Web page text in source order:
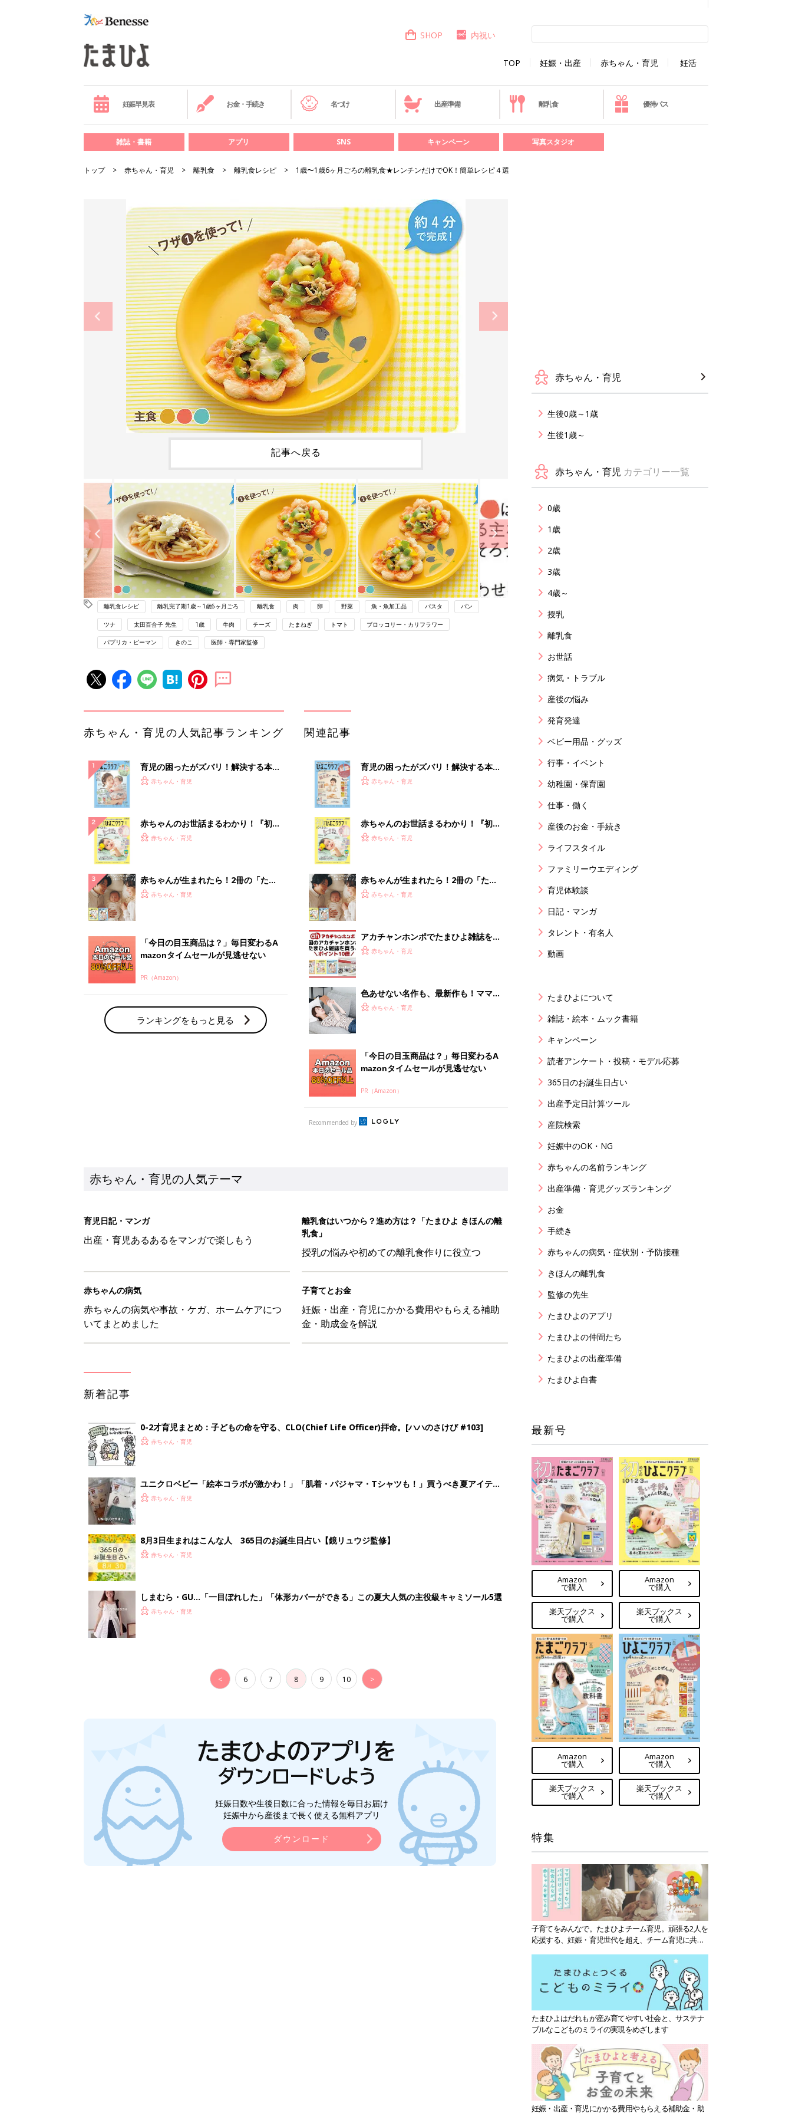
TOP 妊娠・出産 赤ちゃん・育児 妊活
SHOP 内祝い
妊娠早見表 お金・手続き 名づけ 出産準備 離乳食 優待パス
雑誌・書籍 アプリ SNS キャンペーン 写真スタジオ
トップ 赤ちゃん・育児 離乳食 離乳食レシピ 1歳〜1歳6ヶ月ごろの離乳食★レンチンだけでOK！簡単レシピ４選
記事へ戻る
離乳食レシピ 離乳完了期1歳～1歳6ヶ月ごろ 離乳食 肉 卵 野菜 魚・魚加工品 パスタ パン
ツナ 太田百合子 先生 1歳 牛肉 チーズ たまねぎ トマト ブロッコリー・カリフラワー
パプリカ・ピーマン きのこ 医師・専門家監修
赤ちゃん・育児の人気記事ランキング
育児の困ったがズバリ！解決する本
『ひよこクラブ 夏号』 4カ月～2才
赤ちゃん・育児
赤ちゃんのお世話まるわかり！『初め
てのひよこクラブ 夏号』〈巻頭大特
赤ちゃん・育児
赤ちゃんが生まれたら！2冊の「たま
ひよ」
赤ちゃん・育児
「今日の目玉商品は？」毎日変わるA
mazonタイムセールが見逃せない
PR（Amazon）
ランキングをもっと見る
関連記事
育児の困ったがズバリ！解決する本
『ひよこクラブ 秋号』 4カ月～2才
赤ちゃん・育児
赤ちゃんのお世話まるわかり！『初め
てのひよこクラブ 夏号』〈巻頭大特
赤ちゃん・育児
赤ちゃんが生まれたら！2冊の「たま
ひよ」
赤ちゃん・育児
アカチャンホンポでたまひよ雑誌を買
うとポイント10倍【期間限定】
赤ちゃん・育児
色あせない名作も、最新作も！ママと
漫画のつきあい方
赤ちゃん・育児
「今日の目玉商品は？」毎日変わるA
mazonタイムセールが見逃せない
PR（Amazon）
Recommended by
赤ちゃん・育児の人気テーマ
育児日記・マンガ
出産・育児あるあるをマンガで楽しもう
離乳食はいつから？進め方は？「たまひよ きほんの離
乳食」
授乳の悩みや初めての離乳食作りに役立つ
赤ちゃんの病気
赤ちゃんの病気や事故・ケガ、ホームケアにつ
いてまとめました
子育てとお金
妊娠・出産・育児にかかる費用やもらえる補助
金・助成金を解説
新着記事
0-2才育児まとめ：子どもの命を守る、CLO(Chief Life Officer)拝命。[ハハのさけび #103]
赤ちゃん・育児
ユニクロベビー「絵本コラボが激かわ！」「肌着・パジャマ・Tシャツも！」買うべき夏アイテム
5選赤ちゃん・育児
8月3日生まれはこんな人 365日のお誕生日占い【鏡リュウジ監修】
赤ちゃん・育児
しまむら・GU…「一目ぼれした」「体形カバーができる」この夏大人気の主役級キャミソール5選
赤ちゃん・育児
< 6 7 8 9 10 >
妊娠日数や生後日数に合った情報を毎日お届け
妊娠中から産後まで長く使える無料アプリ
ダウンロード
赤ちゃん・育児
生後0歳～1歳
生後1歳～
赤ちゃん・育児 カテゴリー一覧
0歳
1歳
2歳
3歳
4歳～
授乳
離乳食
お世話
病気・トラブル
産後の悩み
発育発達
ベビー用品・グッズ
行事・イベント
幼稚園・保育園
仕事・働く
産後のお金・手続き
ライフスタイル
ファミリーウエディング
育児体験談
日記・マンガ
タレント・有名人
動画
たまひよについて
雑誌・絵本・ムック書籍
キャンペーン
読者アンケート・投稿・モデル応募
365日のお誕生日占い
出産予定日計算ツール
産院検索
妊娠中のOK・NG
赤ちゃんの名前ランキング
出産準備・育児グッズランキング
お金
手続き
赤ちゃんの病気・症状別・予防接種
きほんの離乳食
監修の先生
たまひよのアプリ
たまひよの仲間たち
たまひよの出産準備
たまひよ白書
最新号
Amazon
で購入
楽天ブックス
で購入
Amazon
で購入
楽天ブックス
で購入
Amazon
で購入
楽天ブックス
で購入
Amazon
で購入
楽天ブックス
で購入
特集
子育てをみんなで。たまひよチーム育児。頑張る2人を
応援する、妊娠・育児世代を超え、チーム育児に共感
たまひよはだれもが産み育てやすい社会と、サステナ
ブルなこどものミライの実現をめざします
妊娠・出産・育児にかかる費用やもらえる補助金・助